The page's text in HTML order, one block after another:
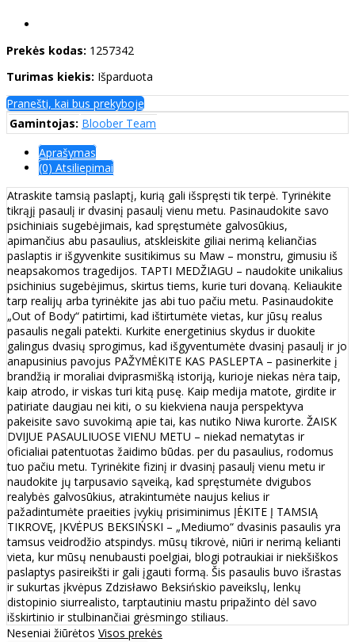
Prekės kodas: 1257342
Turimas kiekis: Išparduota
Pranešti, kai bus prekyboje
Gamintojas: Bloober Team
Aprašymas
(0) Atsiliepimai
Atraskite tamsią paslaptį, kurią gali išspręsti tik terpė. Tyrinėkite
tikrąjį pasaulį ir dvasinį pasaulį vienu metu. Pasinaudokite savo
psichiniais sugebėjimais, kad spręstumėte galvosūkius,
apimančius abu pasaulius, atskleiskite giliai nerimą keliančias
paslaptis ir išgyvenkite susitikimus su Maw – monstru, gimusiu iš
neapsakomos tragedijos. TAPTI MEDŽIAGU – naudokite unikalius
psichinius sugebėjimus, skirtus tiems, kurie turi dovaną. Keliaukite
tarp realijų arba tyrinėkite jas abi tuo pačiu metu. Pasinaudokite
„Out of Body“ patirtimi, kad ištirtumėte vietas, kur jūsų realus
pasaulis negali patekti. Kurkite energetinius skydus ir duokite
galingus dvasių sprogimus, kad išgyventumėte dvasinį pasaulį ir jo
anapusinius pavojus PAŽYMĖKITE KAS PASLEPTA – pasinerkite į
brandžią ir moraliai dviprasmišką istoriją, kurioje niekas nėra taip,
kaip atrodo, ir viskas turi kitą pusę. Kaip medija matote, girdite ir
patiriate daugiau nei kiti, o su kiekviena nauja perspektyva
pakeisite savo suvokimą apie tai, kas nutiko Niwa kurorte. ŽAISK
DVIJUE PASAULIUOSE VIENU METU – niekad nematytas ir
oficialiai patentuotas žaidimo būdas. per du pasaulius, rodomus
tuo pačiu metu. Tyrinėkite fizinį ir dvasinį pasaulį vienu metu ir
naudokite jų tarpusavio sąveiką, kad spręstumėte dvigubos
realybės galvosūkius, atrakintumėte naujus kelius ir
pažadintumėte praeities įvykių prisiminimus ĮĖKITE Į TAMSIĄ
TIKROVĘ, ĮKVĖPUS BEKSIŃSKI – „Mediumo“ dvasinis pasaulis yra
tamsus veidrodžio atspindys. mūsų tikrovė, niūri ir nerimą kelianti
vieta, kur mūsų nenubausti poelgiai, blogi potraukiai ir niekšiškos
paslaptys pasireikšti ir gali įgauti formą. Šis pasaulis buvo išrastas
ir sukurtas įkvėpus Zdzisławo Beksińskio paveikslų, lenkų
distopinio siurrealisto, tarptautiniu mastu pripažinto dėl savo
išskirtinio ir stulbinančiai grėsmingo stiliaus.
Neseniai žiūrėtos Visos prekės